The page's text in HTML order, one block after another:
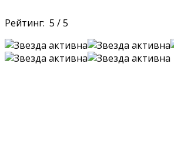
Рейтинг: 5 /5